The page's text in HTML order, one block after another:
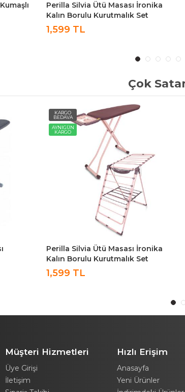
İronika Kalın Borulu Kurutmalık
Perilla Silvia Özel Dokuma Kumaşlı
Ütü Masası Antrasit
1,599 TL
Çok
KARGO
BEDAVA
AYNIGÜN
KARGO
Perilla Silvia Özel Mürdüm Kumaşlı
Ütü Masası
999 TL
Müşteri Hizmetleri
Üye Girişi
İletişim
Hızlı Erişim
Anasayfa
Yeni Ürünler